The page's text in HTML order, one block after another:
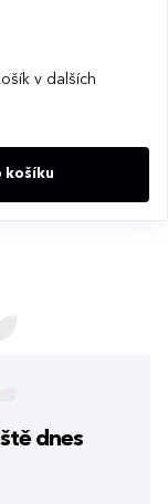
v dalších
košíku
dnes